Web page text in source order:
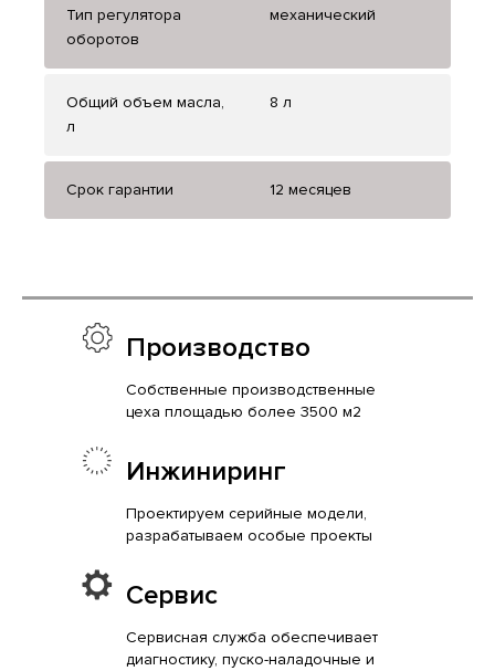
Тип регулятора
оборотов
механический
Общий объем масла,
л
8 л
Срок гарантии 12 месяцев
Производство
Собственные производственные
цеха площадью более 3500 м2
Инжиниринг
Проектируем серийные модели,
разрабатываем особые проекты
Сервис
Сервисная служба обеспечивает
диагностику, пуско-наладочные и